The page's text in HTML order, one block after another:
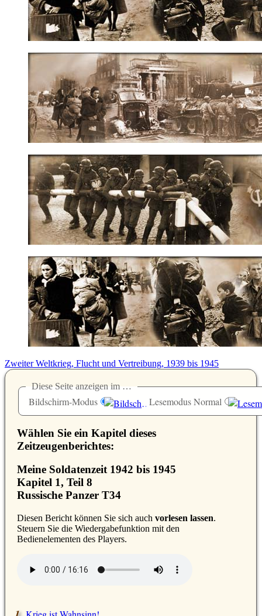
Zweiter Weltkrieg, Flucht und Vertreibung, 1939 bis 1945
Diese Seite anzeigen im …
Bildschirm-Modus Lesemodus Normal
Wählen Sie ein Kapitel dieses
Zeitzeugenberichtes:
Meine Soldatenzeit 1942 bis 1945
Kapitel 1, Teil 8
Russische Panzer T34
Diesen Bericht können Sie sich auch vorlesen lassen.
Steuern Sie die Wiedergabefunktion mit den
Bedienelementen des Players.